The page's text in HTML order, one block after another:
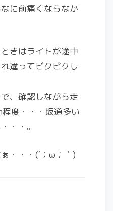
に前痛くならなか
きはライトが途中
違ってビクビクし
、確認しながら走
度・・・坂道多い
・・。
・・・(´；ω；｀)